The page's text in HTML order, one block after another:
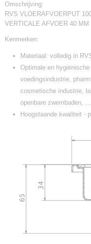
Omschrijving:
RVS VLOERAFVOERPUT
VERTICALE AFVOER 40 MM
Kenmerken:
Materiaal: volledig in
Optimale en
voedingsindustrie,
cosmetische industrie,
openbare zwembaden, ...
Hoogstaande kwaliteit -